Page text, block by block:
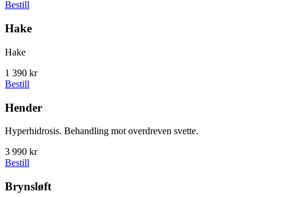
Bestill
Hake
Hake
1 390 kr
Bestill
Hender
Hyperhidrosis. Behandling mot overdreven svette.
3 990 kr
Bestill
Brynsløft